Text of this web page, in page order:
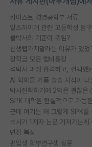
카이스트 경영공학부 서류
알츠하이머 관련 고등학생 탐
물박사의 기준이 뭐임?
신생랩가지말라는 이유가 있었
장학금 모은 랩비통장
AI 학회들 거품 슬슬 지적이 나
SPK 대학원 현실적으로 가능
근데 여기는 왜 그렇게 SPK를
석사가 1저자 논문 가져가는게
면접 복장
편입생 학부연구생 질문